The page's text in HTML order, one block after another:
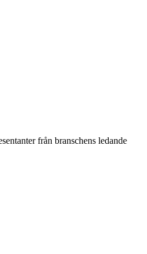
från branschens ledande